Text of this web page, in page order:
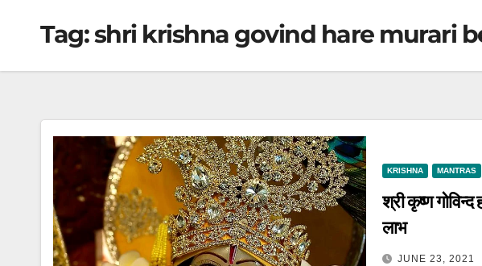
Tag:shri krishna govind hare murari
KRISHNA MANTRAS
श्री कृष्ण
लाभ
JUNE 23, 2021